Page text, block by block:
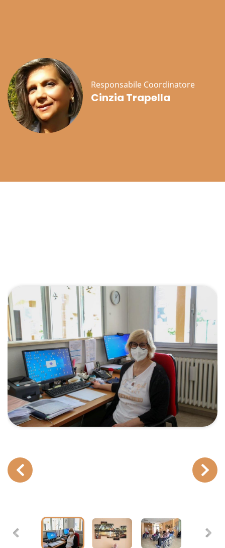
Responsabile Coordinatore
Cinzia Trapella
Previous Next